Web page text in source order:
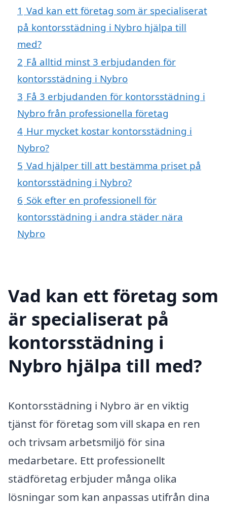
1 Vad kan ett företag som är specialiserat
på kontorsstädning i Nybro hjälpa till
med?
2 Få alltid minst 3 erbjudanden för
kontorsstädning i Nybro
3 Få 3 erbjudanden för kontorsstädning i
Nybro från professionella företag
4 Hur mycket kostar kontorsstädning i
Nybro?
5 Vad hjälper till att bestämma priset på
kontorsstädning i Nybro?
6 Sök efter en professionell för
kontorsstädning i andra städer nära
Nybro
Vad kan ett företag som
är specialiserat på
kontorsstädning i
Nybro hjälpa till med?
Kontorsstädning i Nybro är en viktig
tjänst för företag som vill skapa en ren
och trivsam arbetsmiljö för sina
medarbetare. Ett professionellt
städföretag erbjuder många olika
lösningar som kan anpassas utifrån dina